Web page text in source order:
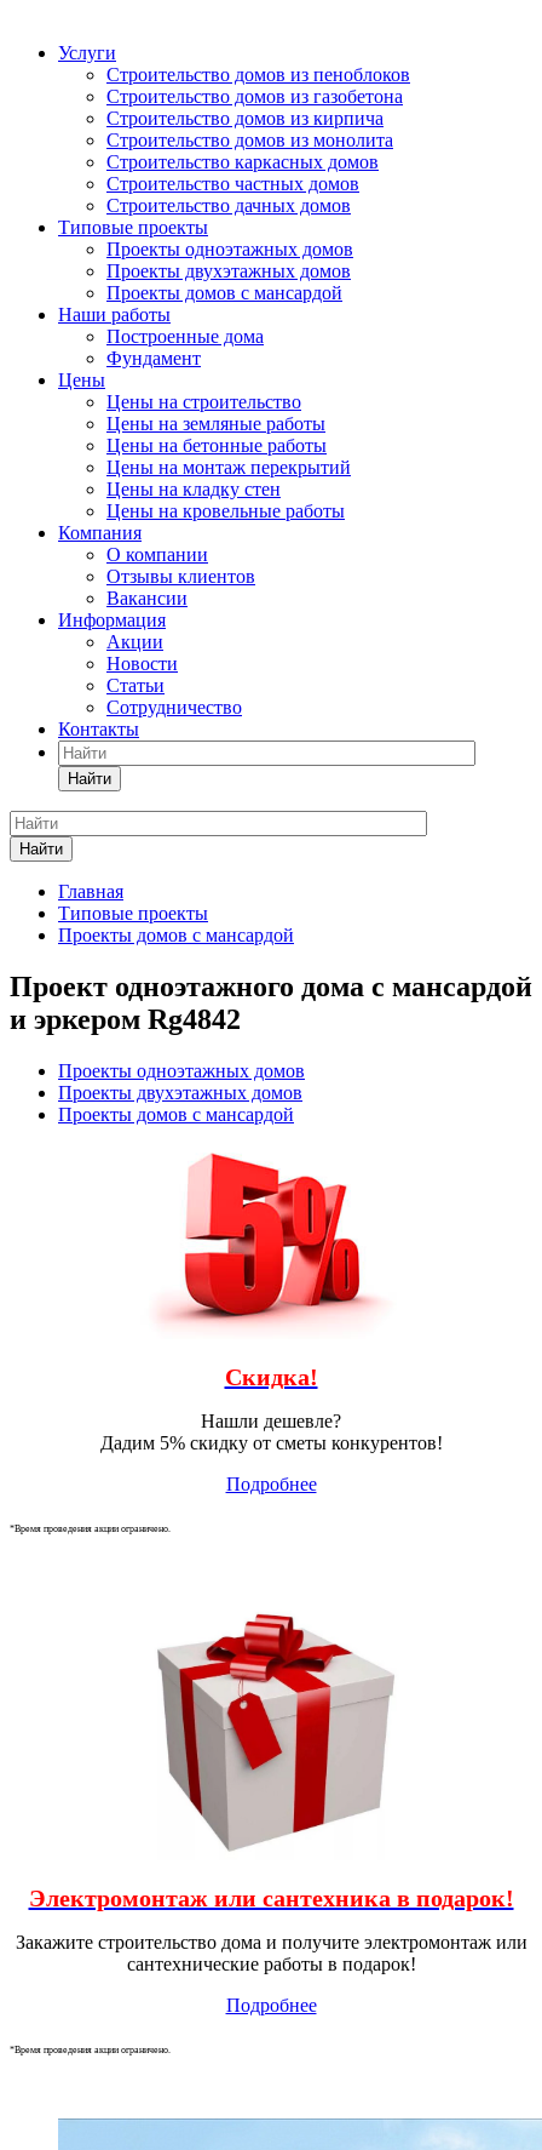
Услуги
Строительство домов из пеноблоков
Строительство домов из газобетона
Строительство домов из кирпича
Строительство домов из монолита
Строительство каркасных домов
Строительство частных домов
Строительство дачных домов
Типовые проекты
Проекты одноэтажных домов
Проекты двухэтажных домов
Проекты домов с мансардой
Наши работы
Построенные дома
Фундамент
Цены
Цены на строительство
Цены на земляные работы
Цены на бетонные работы
Цены на монтаж перекрытий
Цены на кладку стен
Цены на кровельные работы
Компания
О компании
Отзывы клиентов
Вакансии
Информация
Акции
Новости
Статьи
Сотрудничество
Контакты
Найти
Найти
Главная
Типовые проекты
Проекты домов с мансардой
Проект одноэтажного дома с мансардой
и эркером Rg4842
Проекты одноэтажных домов
Проекты двухэтажных домов
Проекты домов с мансардой
Скидка!
Нашли дешевле?
Дадим 5% скидку от сметы конкурентов!
Подробнее
*Время проведения акции ограничено.
Электромонтаж или сантехника в подарок!
Закажите строительство дома и получите электромонтаж или
сантехнические работы в подарок!
Подробнее
*Время проведения акции ограничено.